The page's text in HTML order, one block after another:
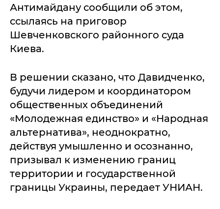
Антимайдану сообщили об этом,
ссылаясь на приговор
Шевченковского районного суда
Киева.
В решении сказано, что Давидченко,
будучи лидером и координатором
общественных объединений
«Молодежная единство» и «Народная
альтернатива», неоднократно,
действуя умышленно и осознанно,
призывал к изменению границ
территории и государственной
границы Украины, передает УНИАН.